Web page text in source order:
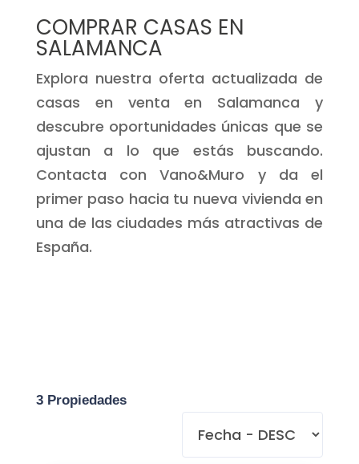
COMPRAR CASAS EN
SALAMANCA
Explora nuestra oferta actualizada de
casas en venta en Salamanca y
descubre oportunidades únicas que se
ajustan a lo que estás buscando.
Contacta con Vano&Muro y da el
primer paso hacia tu nueva vivienda en
una de las ciudades más atractivas de
España.
3 Propiedades